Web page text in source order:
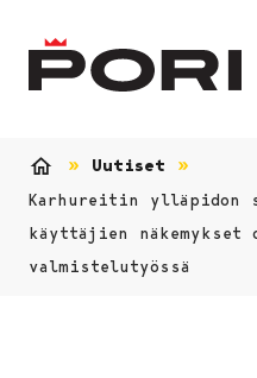
Uutiset
Karhureitin ylläpidon
käyttäjien näkemykset
valmistelutyössä